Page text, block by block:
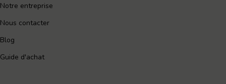
Notre entreprise
Nous contacter
Blog
Guide d'achat